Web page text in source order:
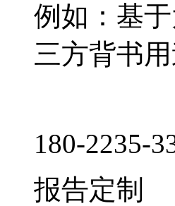
例如：基
三方背书
180-2235-
报告定制